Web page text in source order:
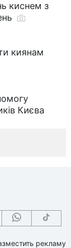
киснем з
киянам
Києва
рекламу